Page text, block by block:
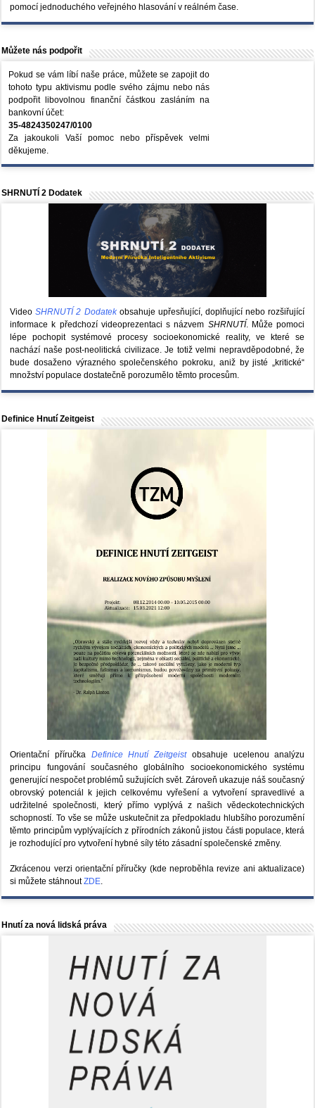
pomocí jednoduchého veřejného hlasování v reálném čase.
Můžete nás podpořit
Pokud se vám líbí naše práce, můžete se zapojit do
tohoto typu aktivismu podle svého zájmu nebo nás
podpořit libovolnou finanční částkou zasláním na
bankovní účet:
35-4824350247/0100
Za jakoukoli Vaší pomoc nebo příspěvek velmi
děkujeme.
SHRNUTÍ 2 Dodatek
VideoSHRNUTÍ 2 Dodatekobsahuje upřesňující, doplňující nebo rozšiřující
informace k předchozí videoprezentaci s názvem SHRNUTÍ. Může pomoci
lépe pochopit systémové procesy socioekonomické reality, ve které se
nachází naše post-neolitická civilizace. Je totiž velmi nepravděpodobné, že
bude dosaženo výrazného společenského pokroku, aniž by jisté „kritické“
množství populace dostatečně porozumělo těmto procesům.
Definice Hnutí Zeitgeist
Orientační příručka Definice Hnutí Zeitgeistobsahuje ucelenou analýzu
principu fungování současného globálního socioekonomického systému
generující nespočet problémů sužujících svět. Zároveň ukazuje náš současný
obrovský potenciál k jejich celkovému vyřešení a vytvoření spravedlivé a
udržitelné společnosti, který přímo vyplývá z našich vědeckotechnických
schopností. To vše se může uskutečnit za předpokladu hlubšího porozumění
těmto principům vyplývajících z přírodních zákonů jistou části populace, která
je rozhodující pro vytvoření hybné síly této zásadní společenské změny.
Zkrácenou verzi orientační příručky (kde neproběhla revize ani aktualizace)
si můžete stáhnoutZDE.
Hnutí za nová lidská práva